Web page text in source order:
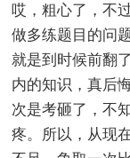
哎，粗心了，不
做多练题目的问
就是到时候前翻
内的知识，真后
次是考砸了，不
疼。所以，从现